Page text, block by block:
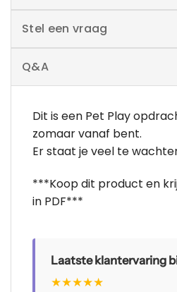
Stel een vraag
Q&A
Dit is een Pet Play
zomaar vanaf bent.
Er staat je veel te
***Koop dit product en
in PDF***
Laatste klantervaring
★★★★★